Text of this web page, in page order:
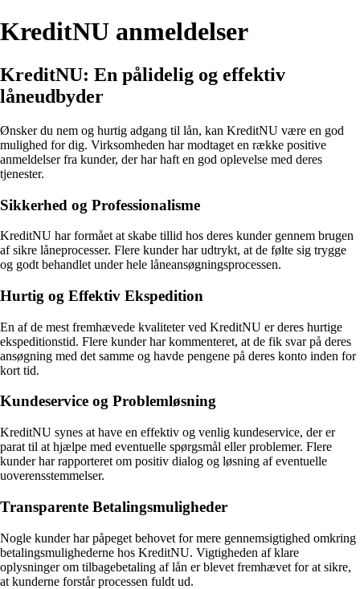
KreditNU anmeldelser
KreditNU: En pålidelig og effektiv
låneudbyder
Ønsker du nem og hurtig adgang til lån, kan KreditNU være en god
mulighed for dig. Virksomheden har modtaget en række positive
anmeldelser fra kunder, der har haft en god oplevelse med deres
tjenester.
Sikkerhed og Professionalisme
KreditNU har formået at skabe tillid hos deres kunder gennem brugen
af sikre låneprocesser. Flere kunder har udtrykt, at de følte sig trygge
og godt behandlet under hele låneansøgningsprocessen.
Hurtig og Effektiv Ekspedition
En af de mest fremhævede kvaliteter ved KreditNU er deres hurtige
ekspeditionstid. Flere kunder har kommenteret, at de fik svar på deres
ansøgning med det samme og havde pengene på deres konto inden for
kort tid.
Kundeservice og Problemløsning
KreditNU synes at have en effektiv og venlig kundeservice, der er
parat til at hjælpe med eventuelle spørgsmål eller problemer. Flere
kunder har rapporteret om positiv dialog og løsning af eventuelle
uoverensstemmelser.
Transparente Betalingsmuligheder
Nogle kunder har påpeget behovet for mere gennemsigtighed omkring
betalingsmulighederne hos KreditNU. Vigtigheden af klare
oplysninger om tilbagebetaling af lån er blevet fremhævet for at sikre,
at kunderne forstår processen fuldt ud.